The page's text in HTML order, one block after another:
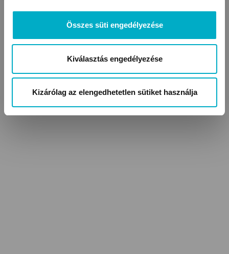
Összes süti engedélyezése
Kiválasztás engedélyezése
Kizárólag az elengedhetetlen sütiket használja
Előkék